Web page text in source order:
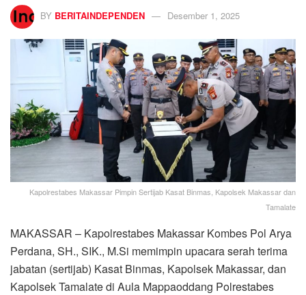
BY BERITAINDEPENDEN Desember 1, 2025
Kapolrestabes Makassar Pimpin Sertijab Kasat Binmas, Kapolsek Makassar dan
Tamalate
MAKASSAR – Kapolrestabes Makassar Kombes Pol Arya
Perdana, SH., SIK., M.Si memimpin upacara serah terima
jabatan (sertijab) Kasat Binmas, Kapolsek Makassar, dan
Kapolsek Tamalate di Aula Mappaoddang Polrestabes